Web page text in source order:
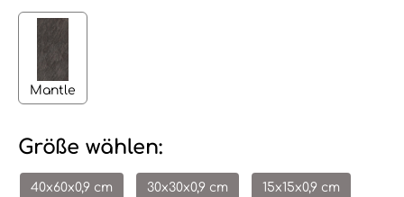
Mantle
Größe wählen:
40x60x0,9 cm 30x30x0,9 cm 15x15x0,9 cm